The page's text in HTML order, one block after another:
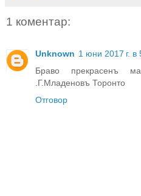
1 коментар:
Unknown 1 юни 2017 г. в
Браво прекрасенъ
.Г.Младеновъ Торонто
Отговор